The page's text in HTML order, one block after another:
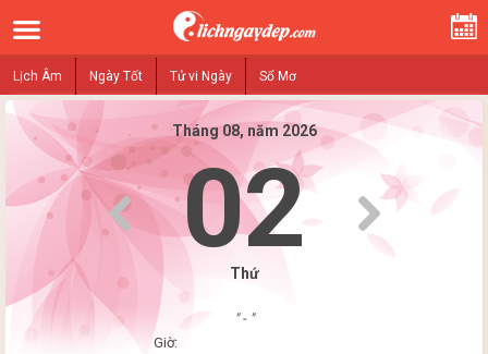
Lịch Âm Ngày Tốt Tử vi Ngày Sổ Mơ
Tháng 08, năm 2026
02
Thứ
" - "
Giờ: